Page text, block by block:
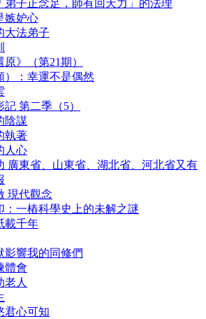
弟子正念足，師有回天力」的法理
嫉妒心
大法弟子
》（第21期）
）：幸運不是偶然
記 第二季（5）
陰謀
執著
人心
廣東省、山東省、湖北省、河北省又有
現代觀念
：一樁科學史上的未解之謎
載千年
影響我的同修們
體會
老人
君心可知